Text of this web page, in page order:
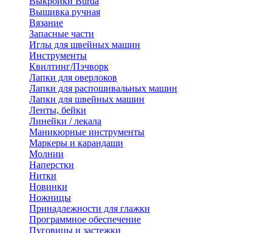
Вышивка ручная
Вязание
Запасные части
Иглы для швейных машин
Инструменты
Квилтинг/Пэчворк
Лапки для оверлоков
Лапки для распошивальных машин
Лапки для швейных машин
Ленты, бейки
Линейки / лекала
Маникюрные инструменты
Маркеры и карандаши
Молнии
Наперстки
Нитки
Новинки
Ножницы
Принадлежности для глажки
Программное обеспечение
Пуговицы и застежки